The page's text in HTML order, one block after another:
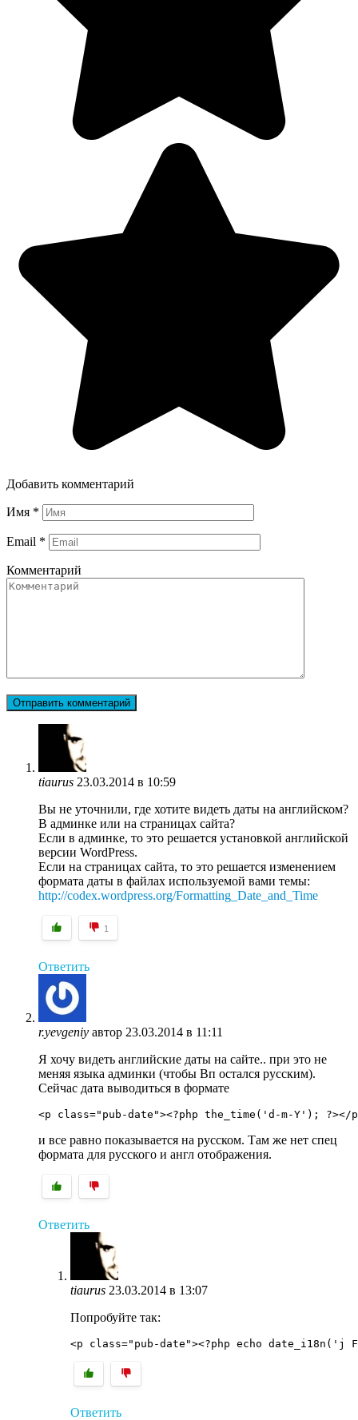
Добавить комментарий
Имя *
Email *
Комментарий
tiaurus 23.03.2014 в 10:59
Вы не уточнили, где хотите видеть даты на английском?
В админке или на страницах сайта?
Если в админке, то это решается установкой английской
версии WordPress.
Если на страницах сайта, то это решается изменением
формата даты в файлах используемой вами темы:
http://codex.wordpress.org/Formatting_Date_and_Time
1
Ответить
r.yevgeniy автор 23.03.2014 в 11:11
Я хочу видеть английские даты на сайте.. при это не
меняя языка админки (чтобы Вп остался русским).
Сейчас дата выводиться в формате
<p class="pub-date"><?php the_time('d-m-Y'); ?></
и все равно показывается на русском. Там же нет спец
формата для русского и англ отображения.
Ответить
tiaurus 23.03.2014 в 13:07
Попробуйте так:
<p class="pub-date"><?php echo
Ответить